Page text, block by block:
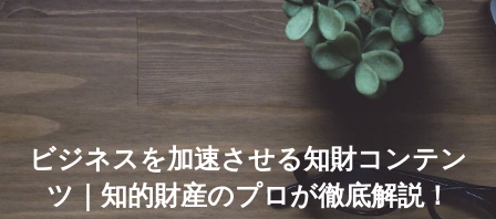
ビジネスを加速させる知財コンテン
ツ｜知的財産のプロが徹底解説！